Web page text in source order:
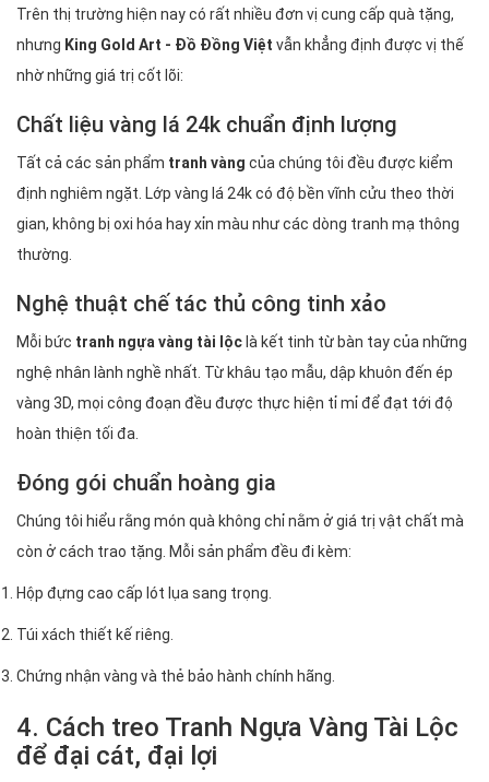
Trên thị trường hiện nay có rất nhiều đơn vị cung cấp quà tặng,
nhưng King Gold Art - Đồ Đồng Việt vẫn khẳng định được vị thế
nhờ những giá trị cốt lõi:
Chất liệu vàng lá 24k chuẩn định lượng
Tất cả các sản phẩm tranh vàng của chúng tôi đều được kiểm
định nghiêm ngặt. Lớp vàng lá 24k có độ bền vĩnh cửu theo thời
gian, không bị oxi hóa hay xỉn màu như các dòng tranh mạ thông
thường.
Nghệ thuật chế tác thủ công tinh xảo
Mỗi bức tranh ngựa vàng tài lộclà kết tinh từ bàn tay của những
nghệ nhân lành nghề nhất. Từ khâu tạo mẫu, dập khuôn đến ép
vàng 3D, mọi công đoạn đều được thực hiện tỉ mỉ để đạt tới độ
hoàn thiện tối đa.
Đóng gói chuẩn hoàng gia
Chúng tôi hiểu rằng món quà không chỉ nằm ở giá trị vật chất mà
còn ở cách trao tặng. Mỗi sản phẩm đều đi kèm:
Hộp đựng cao cấp lót lụa sang trọng.
Túi xách thiết kế riêng.
Chứng nhận vàng và thẻ bảo hành chính hãng.
4. Cách treo Tranh Ngựa Vàng Tài Lộc
để đại cát, đại lợi